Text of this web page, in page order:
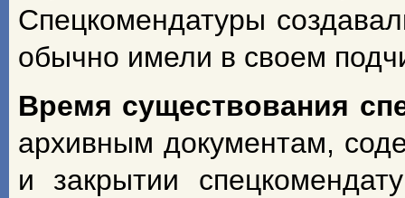
Спецкомендатуры
обычно имели в своем
Время существования
архивным документам,
и закрытии